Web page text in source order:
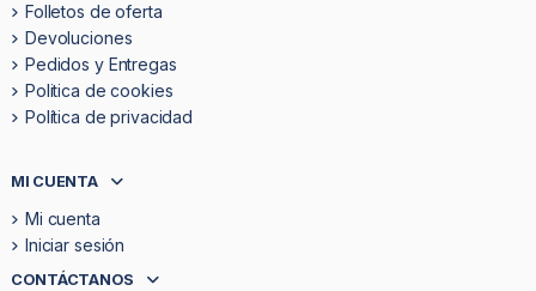
Folletos de oferta
Devoluciones
Pedidos y Entregas
Politica de cookies
Política de privacidad
MI CUENTA
Mi cuenta
Iniciar sesión
CONTÁCTANOS